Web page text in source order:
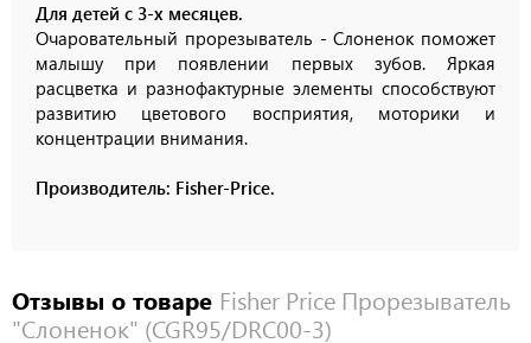
Для детей с 3-х месяцев.
Очаровательный прорезыватель - Слоненок поможет
малышу при появлении первых зубов. Яркая
расцветка и разнофактурные элементы способствуют
развитию цветового восприятия, моторики и
концентрации внимания.
Производитель: Fisher-Price.
Отзывы о товаре Fisher Price Прорезыватель
"Слоненок" (CGR95/DRC00-3)